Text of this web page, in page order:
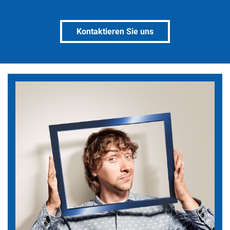
Kontaktieren Sie uns